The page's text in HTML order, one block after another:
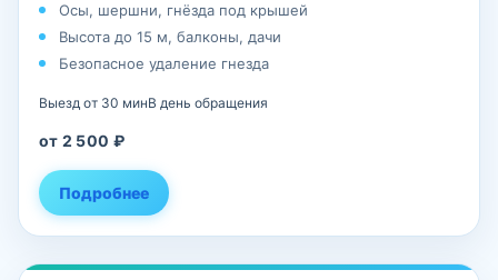
Осы, шершни, гнёзда под крышей
Высота до 15 м, балконы, дачи
Безопасное удаление гнезда
Выезд от 30 минВ день обращения
от 2 500 ₽
Подробнее